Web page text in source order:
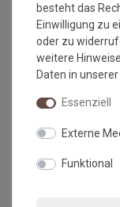
oder bei einer
auch, dass man
anderen
nicht mit Knicken
kein
Falls dies doch
nächsten
Maßtoleranzen
besteht das
Einwilligung zu
oder zu
weitere
Daten in unserer
Essenziell
Externe
Funktional